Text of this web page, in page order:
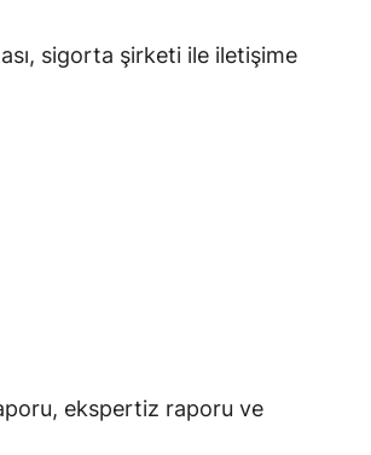
sigorta şirketi ile iletişime
ekspertiz raporu ve